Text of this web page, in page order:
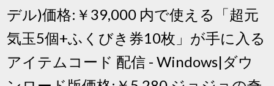
デル)価格:￥39,000 内で使える「超元
気玉5個+ふくびき券10枚」が手に入る
アイテムコード 配信 - Windows|ダウ